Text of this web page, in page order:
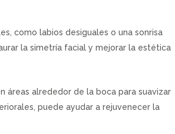
como labios desiguales o una sonrisa
la simetría facial y mejorar la estética
áreas alrededor de la boca para suavizar
puede ayudar a rejuvenecer la